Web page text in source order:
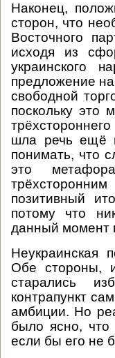
Наконец,
сторон, что
Восточного
исходя из
украинского
предложение
свободной
поскольку это
шла речь ещё
понимать, что
это
позитивный
потому что
данный момент
Неукраинская
Обе стороны,
старались
контрапункт
амбиции. Но
было ясно, что
если бы его не